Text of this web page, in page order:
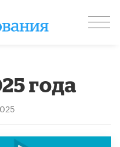
года